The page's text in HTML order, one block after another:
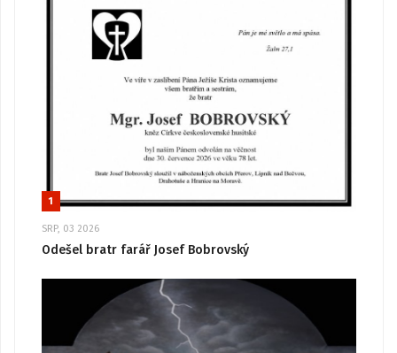
1
SRP, 03 2026
Odešel bratr farář Josef Bobrovský